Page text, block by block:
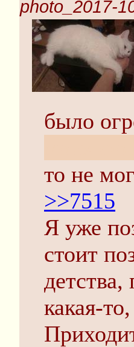
photo_2017-
было
то не
>>7515
Я уже
стоит
какая-